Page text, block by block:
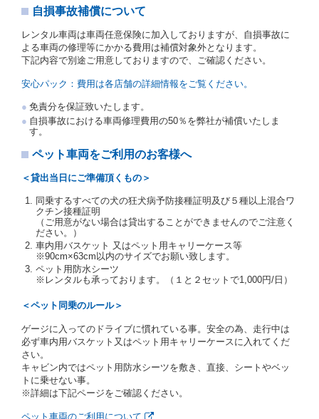
写しを添付するため、貸渡契約の締結にあたり、借受
人に対し、借受人の指定する運転者（以下「運転者」
といいます。）の運転免許証の提示を求めるほか、そ
の写しの提出を求めることがあります。この場合、借
受人は、自己が運転者であるときは自己の運転免許証
の運転免許証を提示するものとします。
交通局長通達「レンタカーに関する基本通達」（自
旅第138号 平成7年6月13日）の２．(10)及び(11)の
注２）運転免許証とは、道路交通法第９２条に規定
される運転免許証のうち、道路交通法施行規則第１
９条別記様式第１４の書式の運転免許証をいいま
す。
当社は、貸渡契約の締結にあたり、借受人及び運転者
に対し、運転免許証のほかに本人確認ができる書類の
提示を求め、及び提出された書類の写しをとることが
あります。
当社は、貸渡契約の締結にあたり、借受期間中に借受
人及び運転者と連絡するための携帯電話番号等の告知
を求めます。
レジットカード若しくは現金による支払いを求め、又
借受人は契約後の借受期間の延長はできないものとし
ます。
当社は、借受人又は運転者が前3項に従わない場合
は、貸渡契約の締結を拒絶するとともに、予約を取消
すことができるものとします。なお、この場合の予約
のとします。
自損事故補償について
レンタル車両は車両任意保険に加入しておりますが、自損事故に
よる車両の修理等にかかる費用は補償対象外となります。
下記内容で別途ご用意しておりますので、ご確認ください。
安心パック：費用は各店舗の詳細情報をご覧ください。
免責分を保証致いたします。
自損事故における車両修理費用の50％を弊社が補償いたしま
す。
ペット車両をご利用のお客様へ
＜貸出当日にご準備頂くもの＞
同乗するすべての犬の狂犬病予防接種証明及び５種以上混合ワ
クチン接種証明
（ご用意がない場合は貸出することができませんのでご注意く
ださい。）
車内用バスケット 又はペット用キャリーケース等
※90cm×63cm以内のサイズでお願い致します。
ペット用防水シーツ
※レンタルも承っております。（１と２セットで1,000円/日）
＜ペット同乗のルール＞
ゲージに入ってのドライブに慣れている事。安全の為、走行中は
必ず車内用バスケット又はペット用キャリーケースに入れてくだ
さい。
キャビン内ではペット用防水シーツを敷き、直接、シートやベッ
トに乗せない事。
※詳細は下記ページをご確認ください。
ペット車両のご利用について